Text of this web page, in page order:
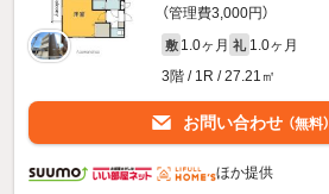
（管理費3,000円）
敷 1.0ヶ月 礼 1.0ヶ月
3階 / 1R / 27.21㎡
お問い合わせ （無料）
ほか提供